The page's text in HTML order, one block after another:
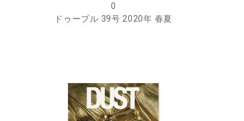
0
ドゥーブル 39号 2020年 春夏